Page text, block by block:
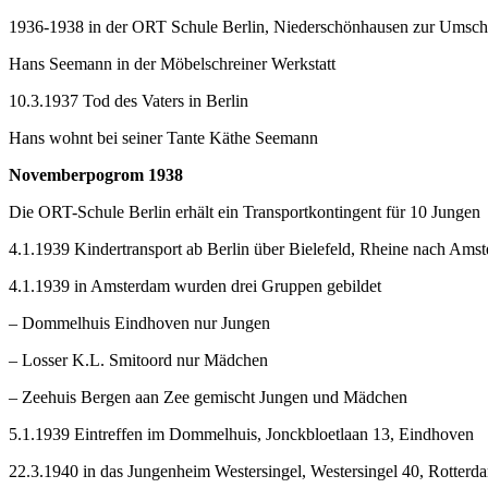
1936-1938 in der ORT Schule Berlin, Niederschönhausen zur
Hans Seemann in der Möbelschreiner Werkstatt
10.3.1937 Tod des Vaters in Berlin
Hans wohnt bei seiner Tante Käthe Seemann
Novemberpogrom 1938
Die ORT-Schule Berlin erhält ein Transportkontingent für 10 Jungen
4.1.1939 Kindertransport ab Berlin über Bielefeld, Rheine nach
4.1.1939 in Amsterdam wurden drei Gruppen gebildet
– Dommelhuis Eindhoven nur Jungen
– Losser K.L. Smitoord nur Mädchen
– Zeehuis Bergen aan Zee gemischt Jungen und Mädchen
5.1.1939 Eintreffen im Dommelhuis, Jonckbloetlaan 13, Eindhoven
22.3.1940 in das Jungenheim Westersingel, Westersingel 40,